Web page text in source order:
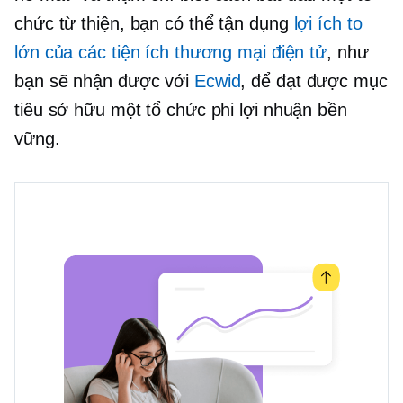
chức từ thiện, bạn có thể tận dụng lợi ích to
lớn của các tiện ích thương mại điện tử, như
bạn sẽ nhận được với Ecwid, để đạt được mục
tiêu sở hữu một tổ chức phi lợi nhuận bền
vững.